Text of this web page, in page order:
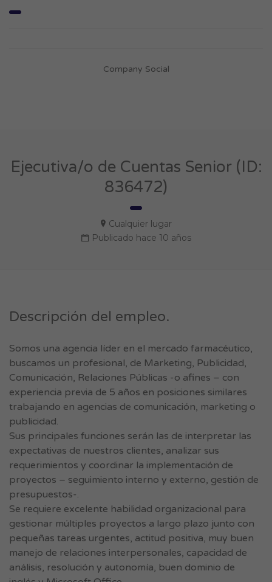
Company Social
Ejecutiva/o de Cuentas Senior (ID:
836472)
Cualquier lugar
Publicado hace 10 años
Descripción del empleo.
Somos una agencia líder en el mercado farmacéutico,
buscamos un profesional, de Marketing, Publicidad,
Comunicación, Relaciones Públicas -o afines – con
experiencia previa de 5 años en posiciones similares
trabajando en agencias de comunicación, marketing o
publicidad.
Sus principales funciones serán las de interpretar las
expectativas de nuestros clientes, analizar sus
requerimientos y coordinar la implementación de
proyectos – seguimiento interno y externo, gestión de
presupuestos-.
Se requiere excelente habilidad organizacional para
gestionar múltiples proyectos a largo plazo junto con
pequeñas tareas urgentes, actitud positiva, muy buen
manejo de relaciones interpersonales, capacidad de
análisis, resolución y autonomía, buen dominio de